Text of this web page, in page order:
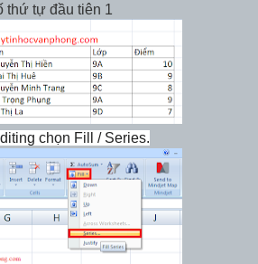
thứ tự đầu tiên 1
chọn Fill / Series.